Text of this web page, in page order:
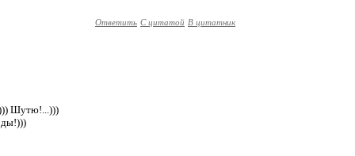
Ответить С цитатой В цитатник
Шутю!...)))